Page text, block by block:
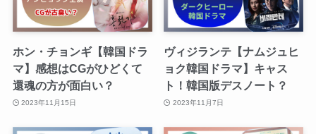
ホン・チョンギ【韓国ドラ
マ】感想はCGがひどくて
還魂の方が面白い？
2023年11月15日
ヴィジランテ【ナムジュヒ
ョク韓国ドラマ】キャス
ト！韓国版デスノート？
2023年11月7日